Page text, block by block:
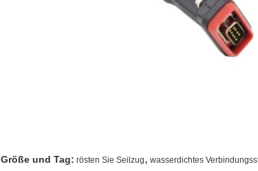
Größe und Tag: rösten Sie Seilzug, wasserdichtes